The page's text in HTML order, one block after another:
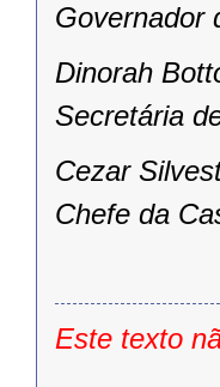
Governador
Dinorah
Secretária
Cezar
Chefe da
Este texto